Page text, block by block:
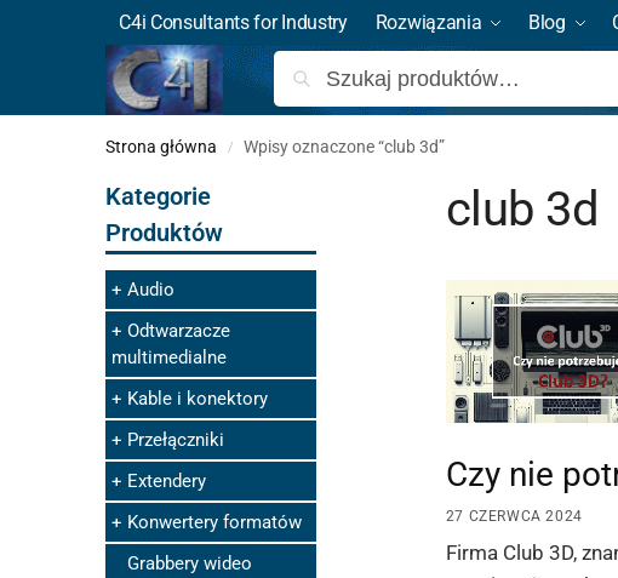
C4i Consultants for Industry Rozwiązania Blog
Strona główna / Wpisy oznaczone “club 3d”
club 3d
Czy nie
27 CZERWCA 2024
Firma Club 3D,
Kategorie
Produktów
Audio
Odtwarzacze
multimedialne
Kable i konektory
Przełączniki
Extendery
Konwertery formatów
Grabbery wideo